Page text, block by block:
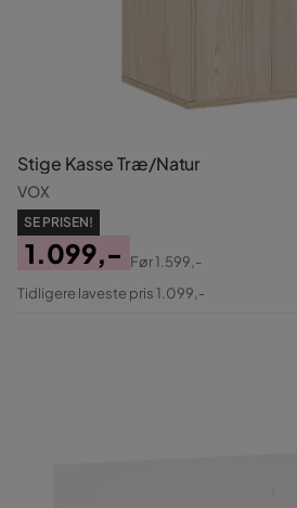
Stige Kasse Træ/Natur
VOX
SE PRISEN!
Pris
1.099,-
Original
Før1.599,-
Tidligere laveste pris 1.099,-